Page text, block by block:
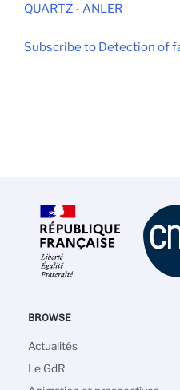
QUARTZ - ANLER
Subscribe to Detection of
BROWSE
Main
navigation
Actualités
Le GdR